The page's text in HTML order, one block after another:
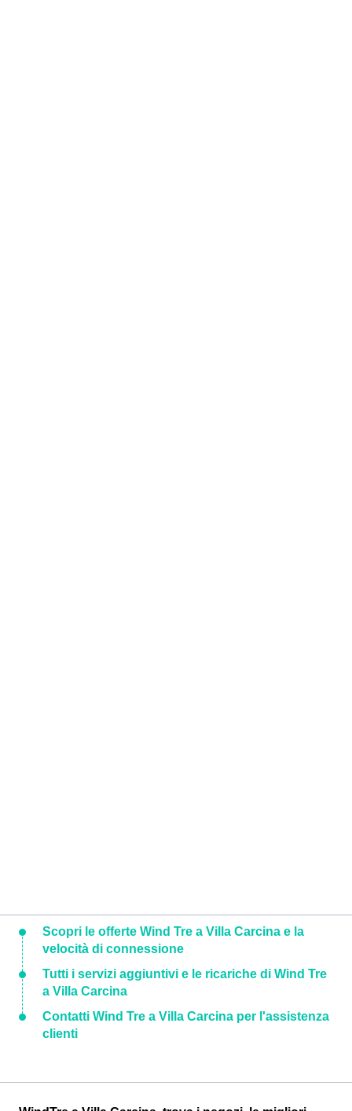
Scopri le offerte Wind Tre a Villa Carcina e la
velocità di connessione
Tutti i servizi aggiuntivi e le ricariche di Wind Tre
a Villa Carcina
Contatti Wind Tre a Villa Carcina per l'assistenza
clienti